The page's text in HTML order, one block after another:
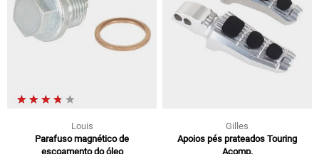
Louis
Parafuso magnético de
escoamento do óleo
Gilles
Apoios pés prateados Touring
Acomp.